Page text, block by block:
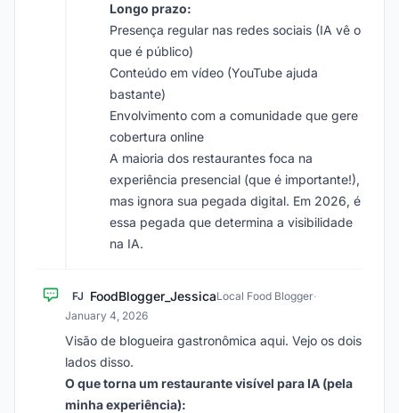
Longo prazo:
Presença regular nas redes sociais (IA vê o
que é público)
Conteúdo em vídeo (YouTube ajuda
bastante)
Envolvimento com a comunidade que gere
cobertura online
A maioria dos restaurantes foca na
experiência presencial (que é importante!),
mas ignora sua pegada digital. Em 2026, é
essa pegada que determina a visibilidade
na IA.
FJ FoodBlogger_JessicaLocal Food Blogger·
January 4, 2026
Visão de blogueira gastronômica aqui. Vejo os dois
lados disso.
O que torna um restaurante visível para IA (pela
minha experiência):